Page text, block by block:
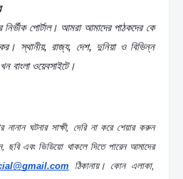
নির্ভীক পোর্টাল। আমরা আমাদের পাঠকদের কে
স্থানীয়, রাজ্য, দেশ, দুনিয়া ও বিভিন্ন
বাংলা ওয়েবসাইটে।
ঘটনার সাক্ষী, দেরি না করে শেয়ার করুন
ছবি এবং ভিডিয়ো থাকলে দিতে পারেন আমাদের
ঠিকানায়। কোন এলাকা,